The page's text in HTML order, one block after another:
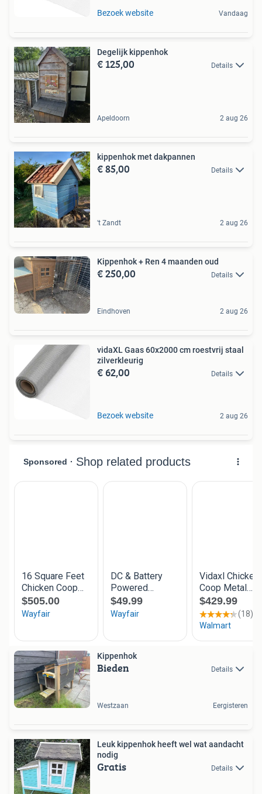
Bezoek website Vandaag
Degelijk kippenhok
€ 125,00 Details
Apeldoorn 2 aug 26
kippenhok met dakpannen
€ 85,00 Details
't Zandt 2 aug 26
Kippenhok + Ren 4 maanden oud
€ 250,00 Details
Eindhoven 2 aug 26
vidaXL Gaas 60x2000 cm roestvrij staal
zilverkleurig
€ 62,00 Details
Bezoek website 2 aug 26
Kippenhok
Bieden Details
Westzaan Eergisteren
Leuk kippenhok heeft wel wat aandacht
nodig
Gratis Details